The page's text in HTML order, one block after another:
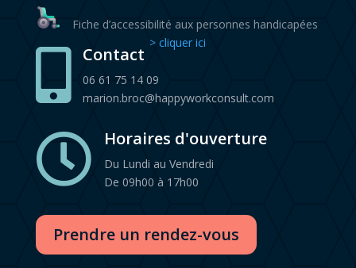
Fiche d’accessibilité aux personnes handicapées
> cliquer ici
 Contact
06 61 75 14 09
marion.broc@happyworkconsult.com
 Horaires d'ouverture
Du Lundi au Vendredi
De 09h00 à 17h00
Prendre un rendez-vous